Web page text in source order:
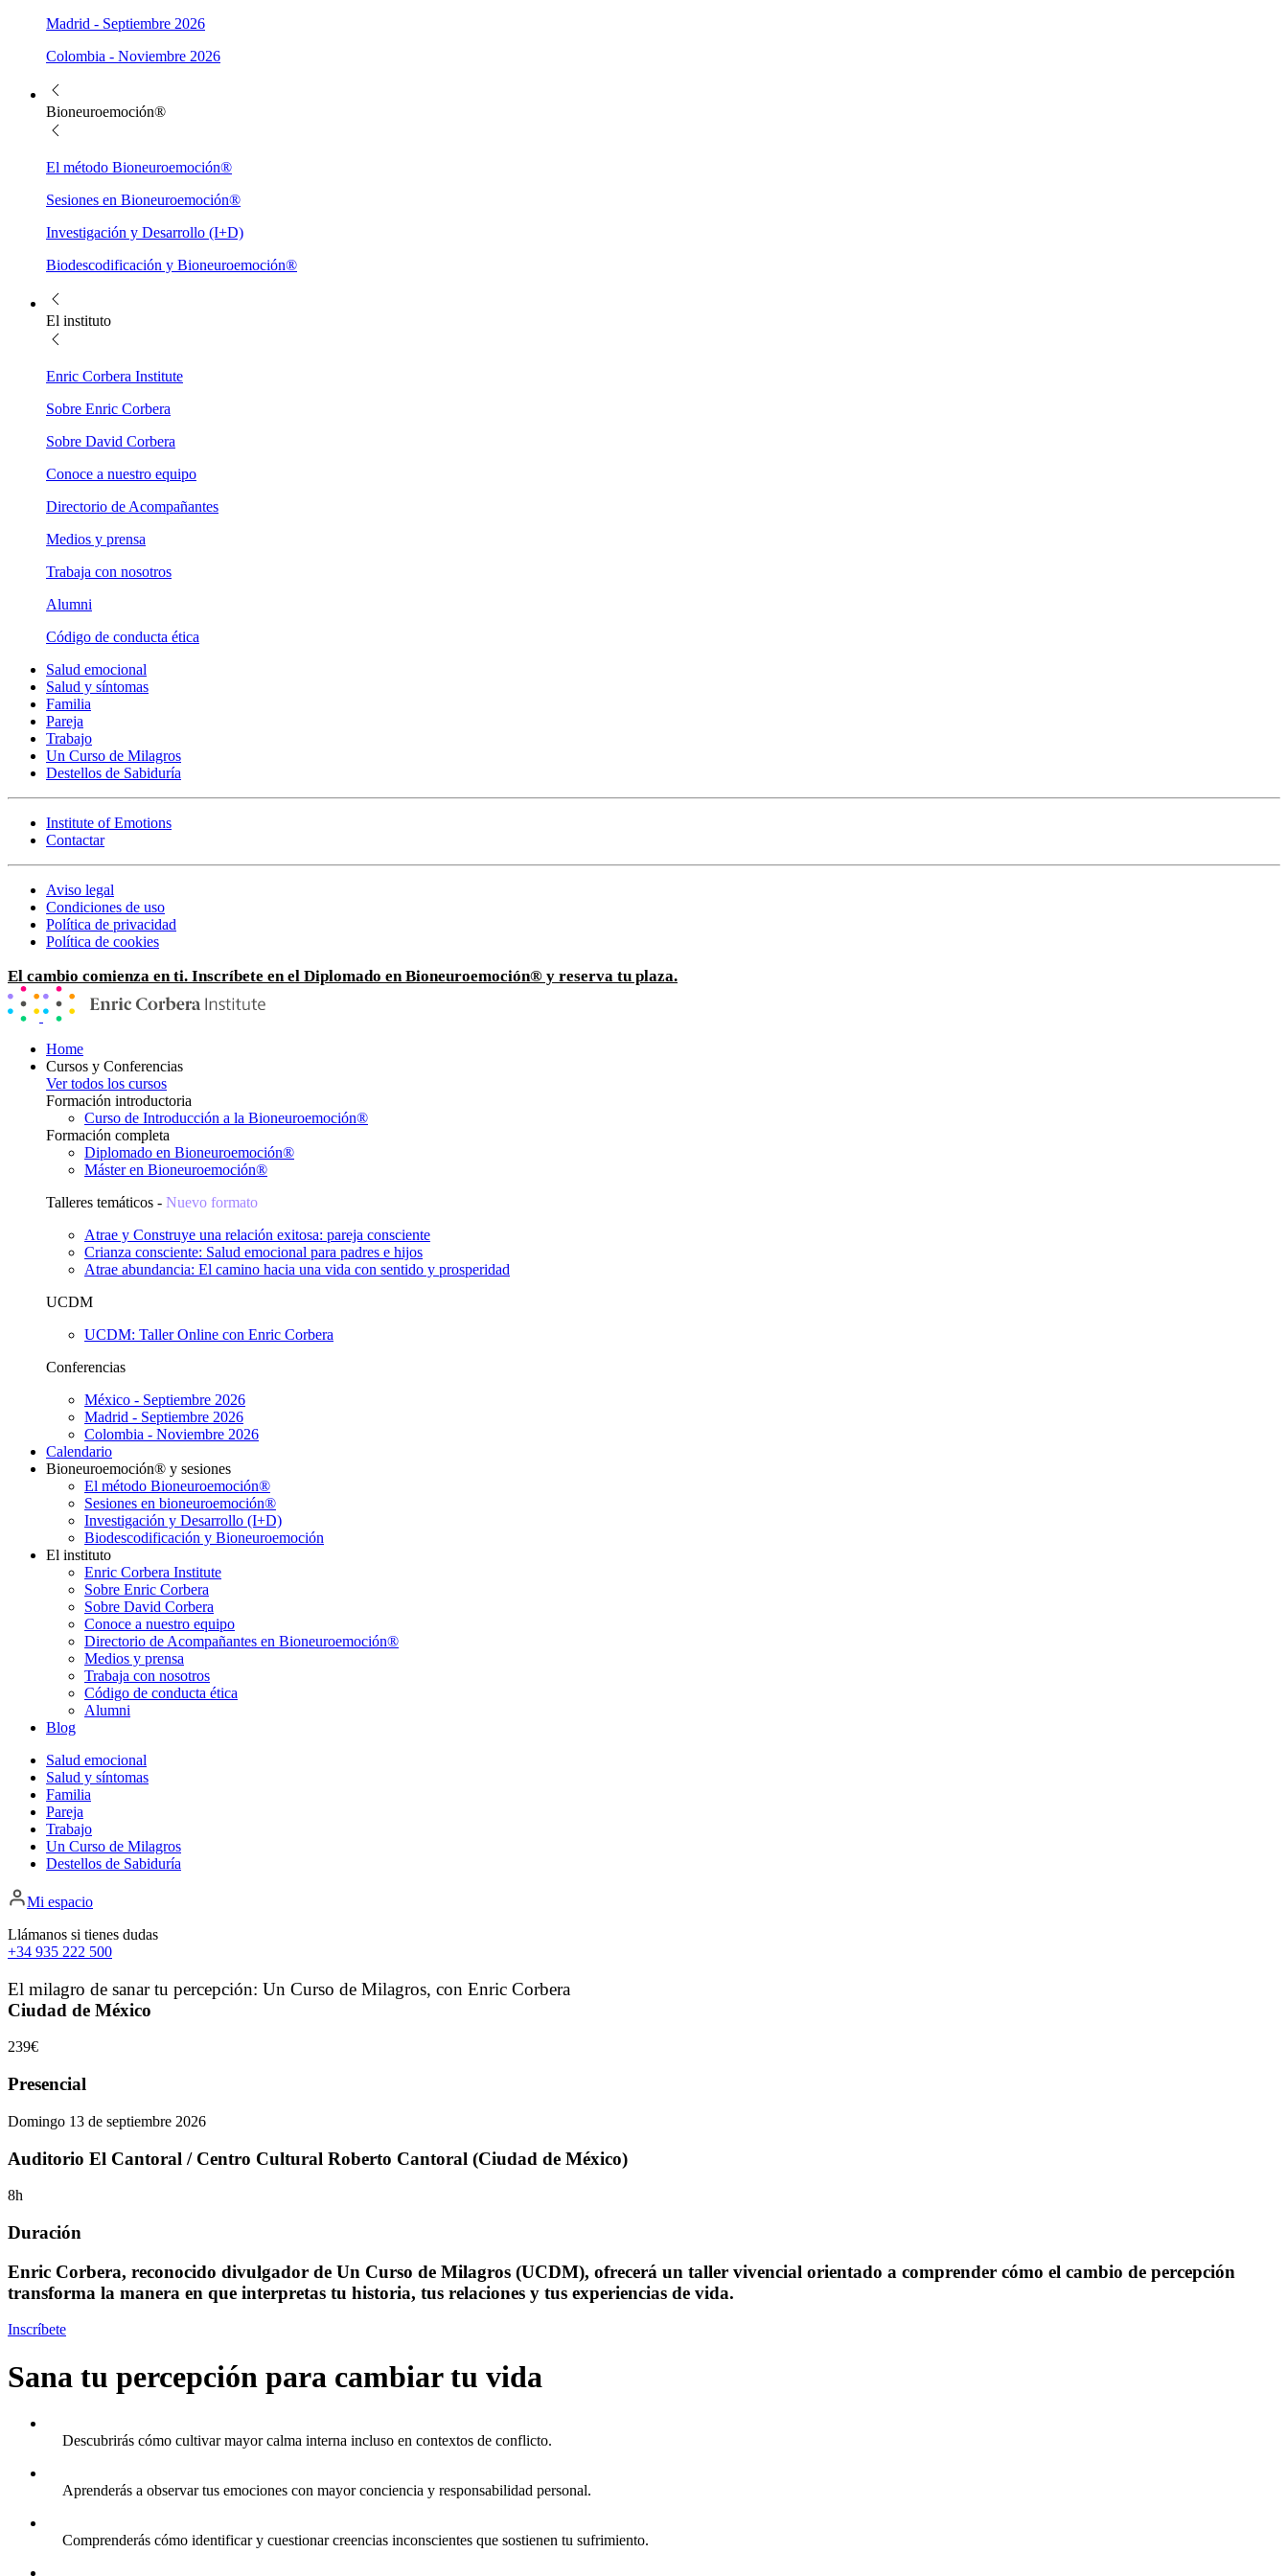
Madrid - Septiembre 2026
Colombia - Noviembre 2026
Bioneuroemoción®
El método Bioneuroemoción®
Sesiones en Bioneuroemoción®
Investigación y Desarrollo (I+D)
Biodescodificación y Bioneuroemoción®
El instituto
Enric Corbera Institute
Sobre Enric Corbera
Sobre David Corbera
Conoce a nuestro equipo
Directorio de Acompañantes
Medios y prensa
Trabaja con nosotros
Alumni
Código de conducta ética
Salud emocional
Salud y síntomas
Familia
Pareja
Trabajo
Un Curso de Milagros
Destellos de Sabiduría
Institute of Emotions
Contactar
Aviso legal
Condiciones de uso
Política de privacidad
Política de cookies
El cambio comienza en ti. Inscríbete en el Diplomado en Bioneuroemoción® y reserva tu plaza.
Home
Cursos y Conferencias
Ver todos los cursos
Formación introductoria
Curso de Introducción a la Bioneuroemoción®
Formación completa
Diplomado en Bioneuroemoción®
Máster en Bioneuroemoción®
Talleres temáticos - Nuevo formato
Atrae y Construye una relación exitosa: pareja consciente
Crianza consciente: Salud emocional para padres e hijos
Atrae abundancia: El camino hacia una vida con sentido y prosperidad
UCDM
UCDM: Taller Online con Enric Corbera
Conferencias
México - Septiembre 2026
Madrid - Septiembre 2026
Colombia - Noviembre 2026
Calendario
Bioneuroemoción® y sesiones
El método Bioneuroemoción®
Sesiones en bioneuroemoción®
Investigación y Desarrollo (I+D)
Biodescodificación y Bioneuroemoción
El instituto
Enric Corbera Institute
Sobre Enric Corbera
Sobre David Corbera
Conoce a nuestro equipo
Directorio de Acompañantes en Bioneuroemoción®
Medios y prensa
Trabaja con nosotros
Código de conducta ética
Alumni
Blog
Salud emocional
Salud y síntomas
Familia
Pareja
Trabajo
Un Curso de Milagros
Destellos de Sabiduría
Mi espacio
Llámanos si tienes dudas
+34 935 222 500
El milagro de sanar tu percepción: Un Curso de Milagros, con Enric Corbera
Ciudad de México
239€
Presencial
Domingo 13 de septiembre 2026
Auditorio El Cantoral / Centro Cultural Roberto Cantoral (Ciudad de México)
8h
Duración
Enric Corbera, reconocido divulgador de Un Curso de Milagros (UCDM), ofrecerá un taller vivencial orientado a comprender cómo el cambio de percepción
transforma la manera en que interpretas tu historia, tus relaciones y tus experiencias de vida.
Inscríbete
Sana tu percepción para cambiar tu vida
Descubrirás cómo cultivar mayor calma interna incluso en contextos de conflicto.
Aprenderás a observar tus emociones con mayor conciencia y responsabilidad personal.
Comprenderás cómo identificar y cuestionar creencias inconscientes que sostienen tu sufrimiento.